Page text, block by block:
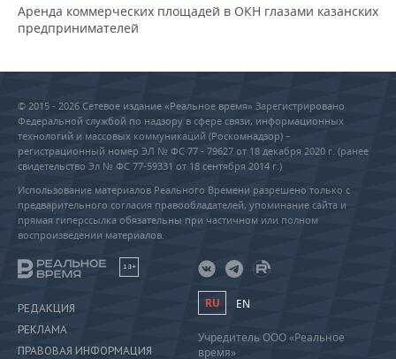
Аренда коммерческих площадей в ОКН глазами казанских
предпринимателей
© 2015 - 2026 Сетевое издание «Реальное время» Зарегистрировано
Федеральной службой по надзору в сфере связи, информационных
технологий и массовых коммуникаций (Роскомнадзор) –
регистрационный номер ЭЛ № ФС 77 - 79627 от 18 декабря 2020 г. (ранее
свидетельство Эл № ФС 77-59331 от 18 сентября 2014 г.)
Использование материалов Реального Времени разрешено только с
предварительного согласия правообладателей, упоминание сайта и
прямая гиперссылка обязательны при частичном или полном
воспроизведении материалов.
18+
РЕДАКЦИЯ
РЕКЛАМА
ПРАВОВАЯ ИНФОРМАЦИЯ
RU EN
Учредитель ООО «Реальное
время»